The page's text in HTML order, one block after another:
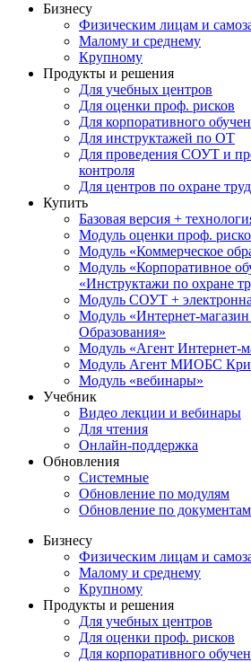
Бизнесу
Физическим лицам и
Малому и среднему
Крупному
Продукты и решения
Для учебных центров
Для оценки проф. рисков
Для корпоративного
Для инструктажей по ОТ
Для проведения СОУТ и
контроля
Для центров по охране
Купить
Базовая версия +
Модуль оценки проф.
Модуль «Коммерческое
Модуль «Корпоративное
«Инструктажи по охране
Модуль СОУТ +
Модуль «Интернет-магазин
Образования»
Модуль «Агент Интернет-
Модуль Агент МИОБС
Модуль «вебинары»
Учебник
Видео лекции и вебинары
Для чтения
Онлайн-поддержка
Обновления
Системные
Обновление по модулям
Обновление по документам
Бизнесу
Физическим лицам и
Малому и среднему
Крупному
Продукты и решения
Для учебных центров
Для оценки проф. рисков
Для корпоративного